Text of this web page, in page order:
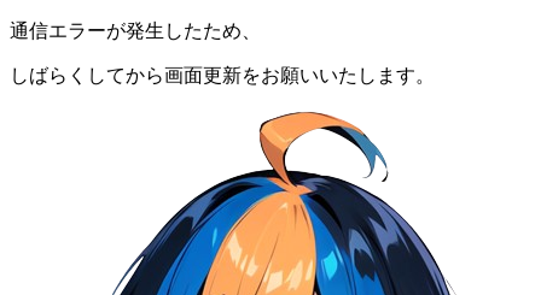
通信エラーが発生したため、
しばらくしてから画面更新をお願いいたします。